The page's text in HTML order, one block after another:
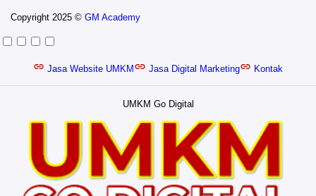
Copyright 2025 © GM Academy
Jasa Website UMKM Jasa Digital Marketing Kontak
UMKM Go Digital